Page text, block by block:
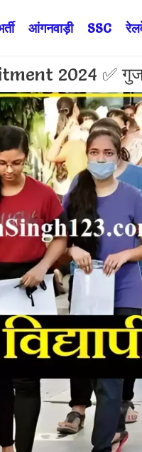
आंगनवाड़ी SSC
2024 ✅ गुजरात